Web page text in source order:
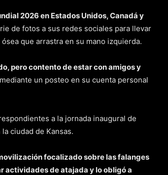
2026 en Estados Unidos, Canadá y
de fotos a sus redes sociales para llevar
que arrastra en su mano izquierda.
pero contento de estar con amigos y
un posteo en su cuenta personal
a la jornada inaugural de
ciudad de Kansas.
focalizado sobre las falanges
actividades de atajada y lo obligó a